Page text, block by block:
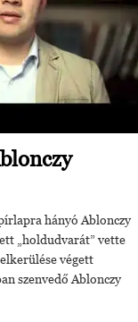
hányó Ablonczy
„holdudvarát” vette
végett
szenvedő Ablonczy